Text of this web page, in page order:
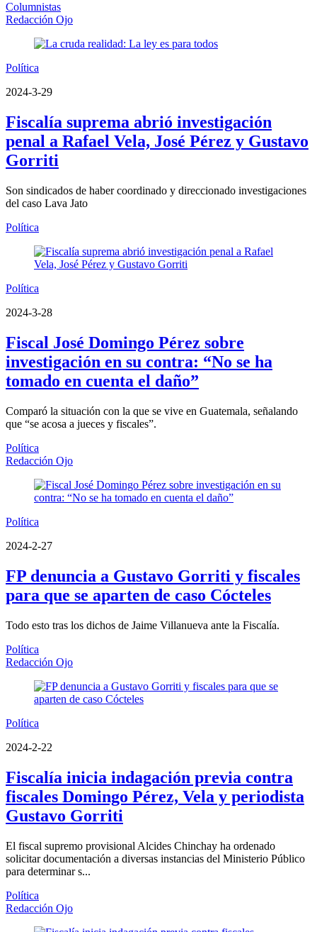
Columnistas
Redacción Ojo
Política
2024-3-29
Fiscalía suprema abrió investigación
penal a Rafael Vela, José Pérez y Gustavo
Gorriti
Son sindicados de haber coordinado y direccionado investigaciones
del caso Lava Jato
Política
Política
2024-3-28
Fiscal José Domingo Pérez sobre
investigación en su contra: “No se ha
tomado en cuenta el daño”
Comparó la situación con la que se vive en Guatemala, señalando
que “se acosa a jueces y fiscales”.
Política
Redacción Ojo
Política
2024-2-27
FP denuncia a Gustavo Gorriti y fiscales
para que se aparten de caso Cócteles
Todo esto tras los dichos de Jaime Villanueva ante la Fiscalía.
Política
Redacción Ojo
Política
2024-2-22
Fiscalía inicia indagación previa contra
fiscales Domingo Pérez, Vela y periodista
Gustavo Gorriti
El fiscal supremo provisional Alcides Chinchay ha ordenado
solicitar documentación a diversas instancias del Ministerio Público
para determinar s...
Política
Redacción Ojo